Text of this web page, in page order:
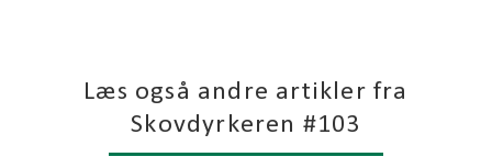
Læs også andre artikler fra
Skovdyrkeren #103